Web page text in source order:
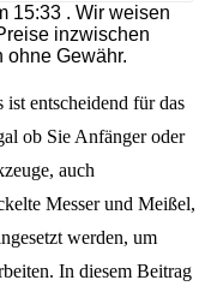
15:33 . Wir weisen
inzwischen
ohne Gewähr.
entscheidend für das
ob Sie Anfänger oder
auch
Messer und Meißel,
werden, um
In diesem Beitrag